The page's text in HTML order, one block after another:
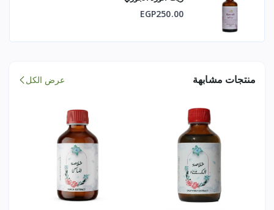
لا يُستخدم أثناء الحمل إلا بعد استشارة مختص
لا تتجاوز الجرعة الموصى بها
يُحفظ في مكان بارد وجاف بعيدًا عن الضوء المباشر
يُرج جيدًا قبل الاستخدام
بيان إلزامي
EGP250.00
منتجات مشابهة عرض الكل